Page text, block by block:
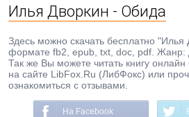
Илья Дворкин - Обида
Здесь можно скачать бесплатно
формате fb2, epub, txt, doc, pdf. Жанр:
Так же Вы можете читать книгу онлайн
на сайте LibFox.Ru (ЛибФокс) или
ознакомиться с отзывами.
На Facebook